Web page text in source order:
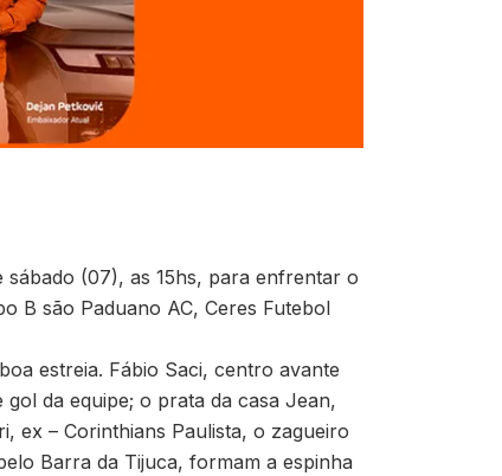
sábado (07), as 15hs, para enfrentar o
B são Paduano AC, Ceres Futebol
estreia. Fábio Saci, centro avante
da equipe; o prata da casa Jean,
ex – Corinthians Paulista, o zagueiro
Barra da Tijuca, formam a espinha